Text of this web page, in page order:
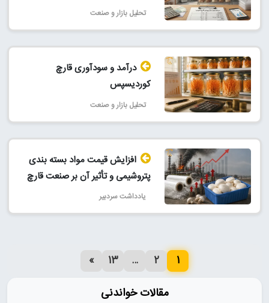
تحلیل بازار و صنعت
درآمد و سودآوری قارچ
کوردیسپس
تحلیل بازار و صنعت
افزایش قیمت مواد بسته بندی
پتروشیمی و تأثیر آن بر صنعت قارچ
یادداشت سردبیر
1
2
…
13
»
مقالات خواندنی